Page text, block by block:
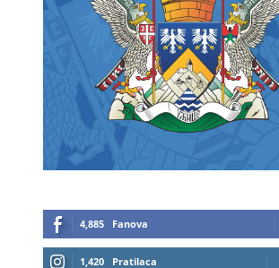
4,885 Fanova
1,420 Pratilaca